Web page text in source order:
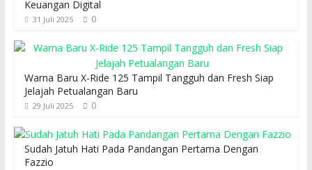
Keuangan Digital
31 Juli 2025 0
Warna Baru X-Ride 125 Tampil Tangguh dan Fresh Siap
Jelajah Petualangan Baru
29 Juli 2025 0
Sudah Jatuh Hati Pada Pandangan Pertama Dengan
Fazzio